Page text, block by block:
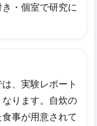
・個室で研究に
、実験レポート
ります。自炊の
事が用意されて